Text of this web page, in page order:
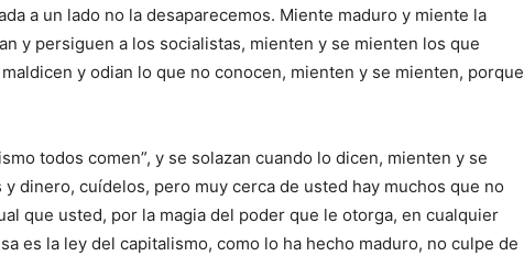
a un lado no la desaparecemos. Miente maduro y miente la
y persiguen a los socialistas, mienten y se mienten los que
y odian lo que no conocen, mienten y se mienten, porque
todos comen”, y se solazan cuando lo dicen, mienten y se
dinero, cuídelos, pero muy cerca de usted hay muchos que no
que usted, por la magia del poder que le otorga, en cualquier
es la ley del capitalismo, como lo ha hecho maduro, no culpe de